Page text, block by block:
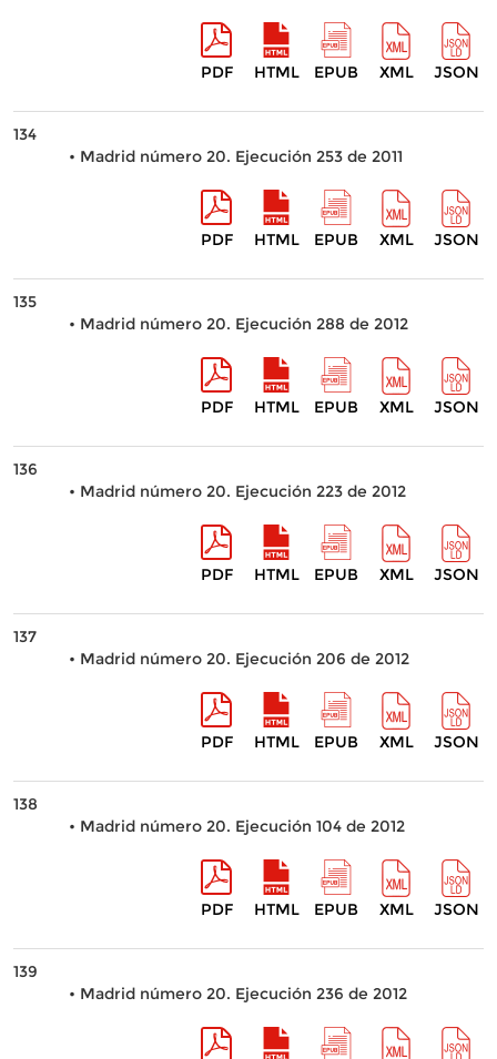
PDF HTML EPUB XML JSON
134
• Madrid número 20. Ejecución 253 de 2011
PDF HTML EPUB XML JSON
135
• Madrid número 20. Ejecución 288 de 2012
PDF HTML EPUB XML JSON
136
• Madrid número 20. Ejecución 223 de 2012
PDF HTML EPUB XML JSON
137
• Madrid número 20. Ejecución 206 de 2012
PDF HTML EPUB XML JSON
138
• Madrid número 20. Ejecución 104 de 2012
PDF HTML EPUB XML JSON
139
• Madrid número 20. Ejecución 236 de 2012